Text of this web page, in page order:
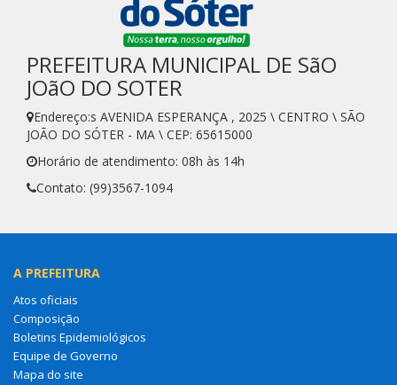
PREFEITURA MUNICIPAL DE SãO
JOãO DO SOTER
Endereço:s AVENIDA ESPERANÇA , 2025 \ CENTRO \ SÃO
JOÃO DO SÓTER - MA \ CEP: 65615000
Horário de atendimento: 08h às 14h
Contato: (99)3567-1094
A PREFEITURA
Atos oficiais
Composição
Boletins Epidemiológicos
Equipe de Governo
Mapa do site